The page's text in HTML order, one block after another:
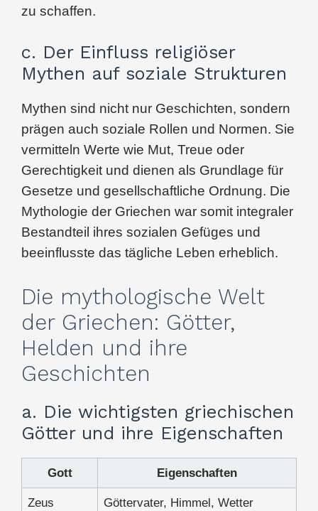
zu schaffen.
c. Der Einfluss religiöser
Mythen auf soziale Strukturen
Mythen sind nicht nur Geschichten, sondern
prägen auch soziale Rollen und Normen. Sie
vermitteln Werte wie Mut, Treue oder
Gerechtigkeit und dienen als Grundlage für
Gesetze und gesellschaftliche Ordnung. Die
Mythologie der Griechen war somit integraler
Bestandteil ihres sozialen Gefüges und
beeinflusste das tägliche Leben erheblich.
Die mythologische Welt
der Griechen: Götter,
Helden und ihre
Geschichten
a. Die wichtigsten griechischen
Götter und ihre Eigenschaften
Gott Eigenschaften
Zeus Göttervater, Himmel, Wetter